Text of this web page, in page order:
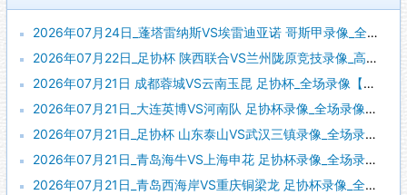
2026年07月24日_蓬塔雷纳斯VS埃雷迪亚诺 哥斯甲录像_全场录像【视频集锦】
2026年07月22日_足协杯 陕西联合VS兰州陇原竞技录像_高清录像【全场回放】
2026年07月21日 成都蓉城VS云南玉昆 足协杯_全场录像【全场回放】
2026年07月21日_大连英博VS河南队 足协杯录像_全场录像【全场回放】
2026年07月21日_足协杯 山东泰山VS武汉三镇录像_全场录像【全场回放】
2026年07月21日_青岛海牛VS上海申花 足协杯录像_全场录像【高清回放】
2026年07月21日_青岛西海岸VS重庆铜梁龙 足协杯录像_全场录像【全场回放】